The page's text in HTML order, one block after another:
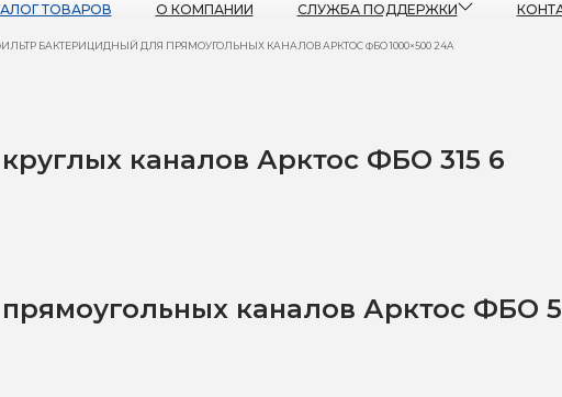
ТОВАРОВ О КОМПАНИИ СЛУЖБА ПОДДЕРЖКИ
БАКТЕРИЦИДНЫЙ ДЛЯ ПРЯМОУГОЛЬНЫХ КАНАЛОВ АРКТОС ФБО 1000×500 24A
каналов Арктос ФБО 315 6
каналов Арктос ФБО